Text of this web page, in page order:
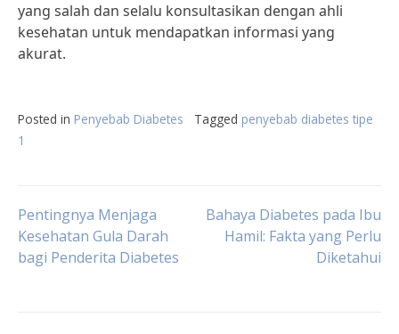
yang salah dan selalu konsultasikan dengan ahli
kesehatan untuk mendapatkan informasi yang
akurat.
Posted in Penyebab Diabetes Tagged penyebab diabetes tipe
1
Post
navigation
Pentingnya Menjaga
Kesehatan Gula Darah
bagi Penderita Diabetes
Bahaya Diabetes pada Ibu
Hamil: Fakta yang Perlu
Diketahui